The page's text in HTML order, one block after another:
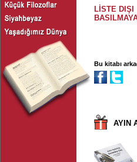
LİSTE DIŞI
Bu kitabı
AYIN